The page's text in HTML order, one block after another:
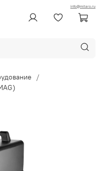
info@mitaro.ru